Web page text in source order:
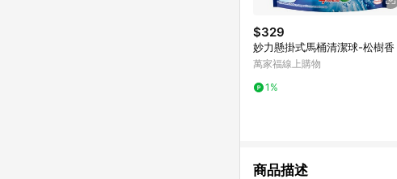
$329
妙力懸掛式馬桶清潔球-松樹香
萬家福線上購物
1%
商品描述